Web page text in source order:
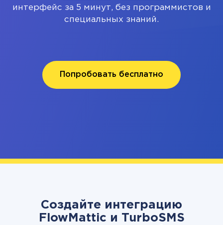
интерфейс за 5 минут, без программистов и
специальных знаний.
Попробовать бесплатно
Создайте интеграцию
FlowMattic и TurboSMS